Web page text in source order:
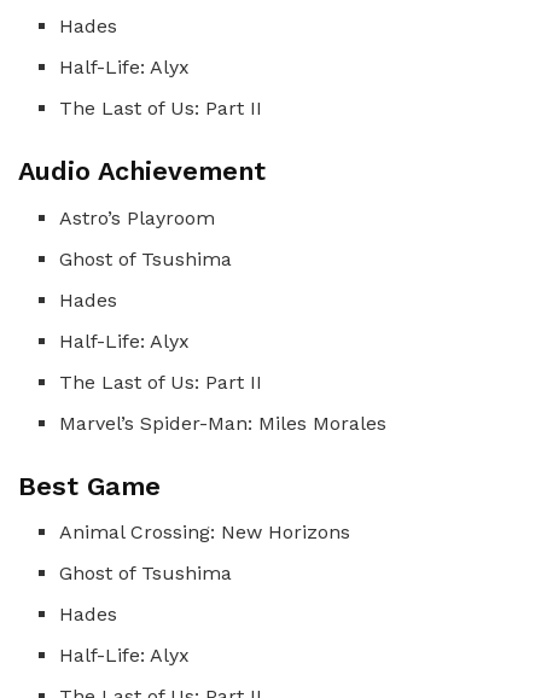
Hades
Half-Life: Alyx
The Last of Us: Part II
Audio Achievement
Astro’s Playroom
Ghost of Tsushima
Hades
Half-Life: Alyx
The Last of Us: Part II
Marvel’s Spider-Man: Miles Morales
Best Game
Animal Crossing: New Horizons
Ghost of Tsushima
Hades
Half-Life: Alyx